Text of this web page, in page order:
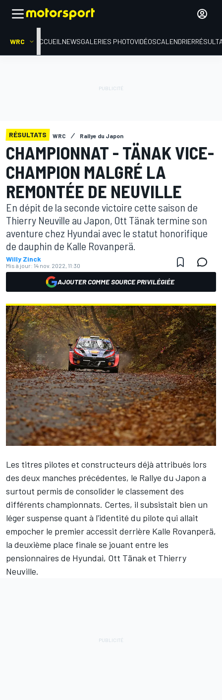
WRC ACCUEIL NEWSGALERIES PHOTOVIDÉOSCALENDRIER
RÉSULTATS WRC Rallye du Japon
CHAMPIONNAT - TÄNAK VICE-
CHAMPION MALGRÉ LA
REMONTÉE DE NEUVILLE
En dépit de la seconde victoire cette saison de
Thierry Neuville au Japon, Ott Tänak termine son
aventure chez Hyundai avec le statut honorifique
de dauphin de Kalle Rovanperä.
Willy Zinck
Mis à jour: 14 nov. 2022, 11:30
AJOUTER COMME SOURCE PRIVILÉGIÉE
Les titres pilotes et constructeurs déjà attribués lors
des deux manches précédentes, le Rallye du Japon a
surtout permis de consolider le classement des
différents championnats. Certes, il subsistait bien un
léger suspense quant à l'identité du pilote qui allait
empocher le premier accessit derrière Kalle Rovanperä,
la deuxième place finale se jouant entre les
pensionnaires de Hyundai, Ott Tänaket Thierry
Neuville.